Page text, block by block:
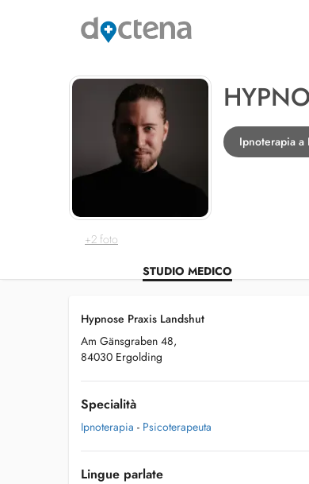
+2 foto
Ipnoterapia a
STUDIO MEDICO
Hypnose Praxis Landshut
Am Gänsgraben 48,
84030 Ergolding
Specialità
Ipnoterapia - Psicoterapeuta
Lingue parlate